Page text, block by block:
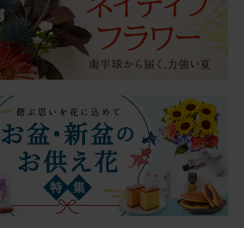
に飾らせて頂きました。 ２人とも植物が
ン推し）でした。きっと、喜んでくれて
いずれにせよ、お花が１輪でもあると、
）が出来て、イイですね☆☆
2026/06/21
さん
50代